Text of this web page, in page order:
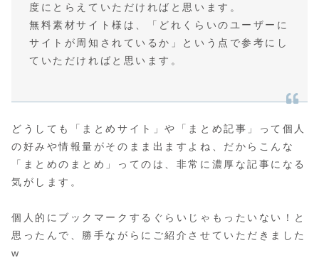
度にとらえていただければと思います。
無料素材サイト様は、「どれくらいのユーザーに
サイトが周知されているか」という点で参考にし
ていただければと思います。
どうしても「まとめサイト」や「まとめ記事」って個人
の好みや情報量がそのまま出ますよね、だからこんな
「まとめのまとめ」ってのは、非常に濃厚な記事になる
気がします。
個人的にブックマークするぐらいじゃもったいない！と
思ったんで、勝手ながらにご紹介させていただきました
w